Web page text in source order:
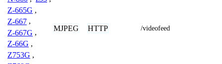
Z-665G ,
Z-667 ,
Z-667G ,
Z-66G ,
Z753G ,
MJPEG HTTP /videofeed